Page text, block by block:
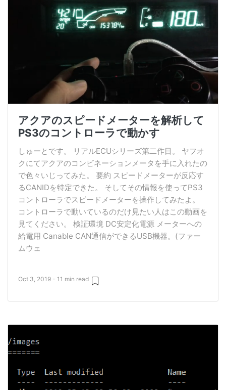
アクアのスピードメーターを解析して
PS3のコントローラで動かす
しゅーとです。 リアルECUシリーズ第二作目。 ヤフオ
クにてアクアのコンビネーションメータを手に入れたの
で色々いじってみた。 要約 スピードメーターが反応す
るCANIDを特定できた。 そしてその情報を使ってPS3
コントローラでスピードメーターを操作してみたよ。
コントローラで動いているのだけ見たい人はこの動画を
見てください。 検証環境 DC安定化電源 メーターへの
給電用 Canable CAN通信ができるUSB機器。(ファー
ムウェ
Oct 3, 2019 - 11 min read